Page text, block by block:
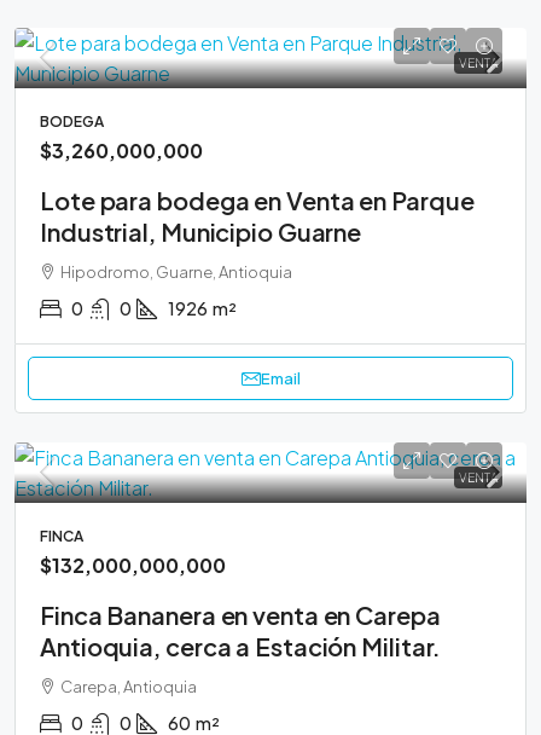
VENTA
BODEGA
$3,260,000,000
Lote para bodega en Venta en Parque
Industrial, Municipio Guarne
Hipodromo, Guarne, Antioquia
0 0 1926 m²
Email
VENTA
FINCA
$132,000,000,000
Finca Bananera en venta en Carepa
Antioquia, cerca a Estación Militar.
Carepa, Antioquia
0 0 60 m²